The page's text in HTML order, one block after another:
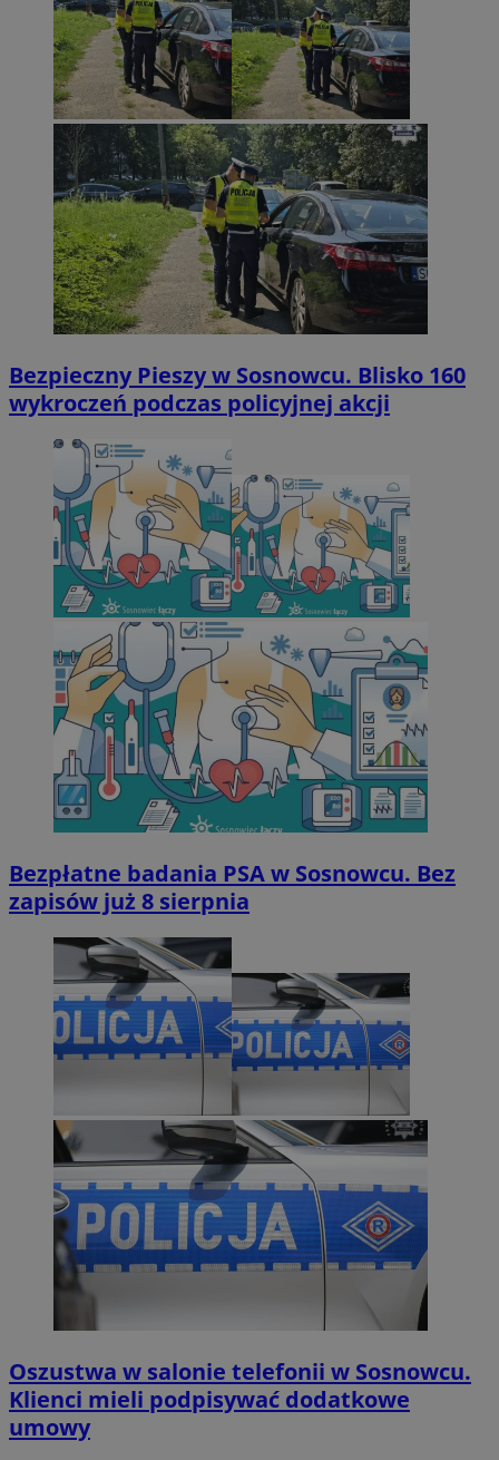
Bezpieczny Pieszy w Sosnowcu. Blisko 160
wykroczeń podczas policyjnej akcji
Bezpłatne badania PSA w Sosnowcu. Bez
zapisów już 8 sierpnia
Oszustwa w salonie telefonii w Sosnowcu.
Klienci mieli podpisywać dodatkowe
umowy